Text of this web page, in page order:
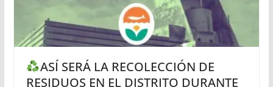
ASÍ SERÁ LA RECOLECCIÓN DE
RESIDUOS EN EL DISTRITO DURANTE